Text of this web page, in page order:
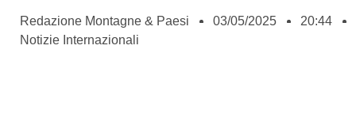
Redazione Montagne & Paesi 03/05/2025
20:44
Notizie Internazionali